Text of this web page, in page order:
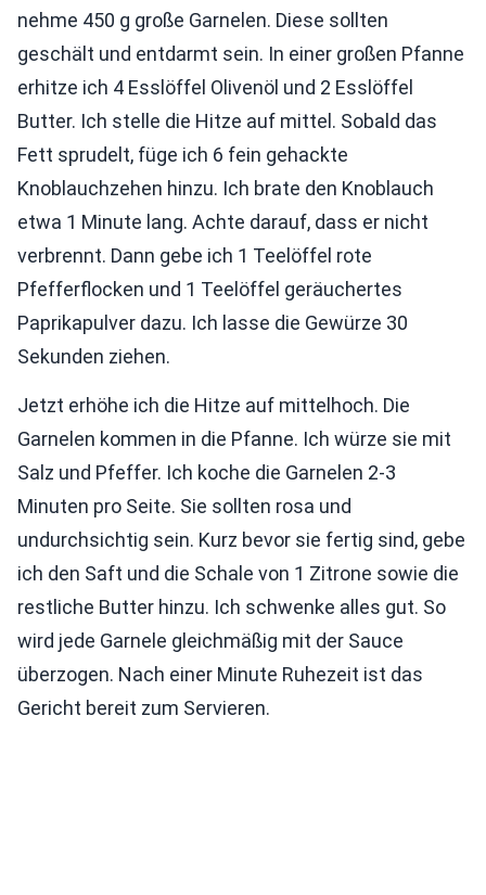
nehme 450 g große Garnelen. Diese sollten
geschält und entdarmt sein. In einer großen Pfanne
erhitze ich 4 Esslöffel Olivenöl und 2 Esslöffel
Butter. Ich stelle die Hitze auf mittel. Sobald das
Fett sprudelt, füge ich 6 fein gehackte
Knoblauchzehen hinzu. Ich brate den Knoblauch
etwa 1 Minute lang. Achte darauf, dass er nicht
verbrennt. Dann gebe ich 1 Teelöffel rote
Pfefferflocken und 1 Teelöffel geräuchertes
Paprikapulver dazu. Ich lasse die Gewürze 30
Sekunden ziehen.
Jetzt erhöhe ich die Hitze auf mittelhoch. Die
Garnelen kommen in die Pfanne. Ich würze sie mit
Salz und Pfeffer. Ich koche die Garnelen 2-3
Minuten pro Seite. Sie sollten rosa und
undurchsichtig sein. Kurz bevor sie fertig sind, gebe
ich den Saft und die Schale von 1 Zitrone sowie die
restliche Butter hinzu. Ich schwenke alles gut. So
wird jede Garnele gleichmäßig mit der Sauce
überzogen. Nach einer Minute Ruhezeit ist das
Gericht bereit zum Servieren.